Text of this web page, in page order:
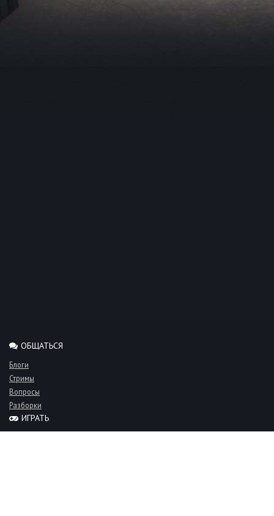
ОБЩАТЬСЯ
Блоги
Стримы
Вопросы
Разборки
ИГРАТЬ